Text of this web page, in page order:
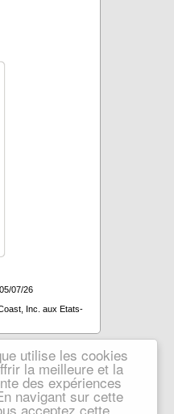
utilise les cookies
la meilleure et la
des expériences
navigant sur cette
acceptez cette
07/26
Inc. aux Etats-